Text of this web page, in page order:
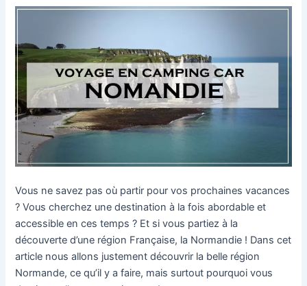
Vous ne savez pas où partir pour vos prochaines vacances
? Vous cherchez une destination à la fois abordable et
accessible en ces temps ? Et si vous partiez à la
découverte d’une région Française, la Normandie ! Dans cet
article nous allons justement découvrir la belle région
Normande, ce qu’il y a faire, mais surtout pourquoi vous